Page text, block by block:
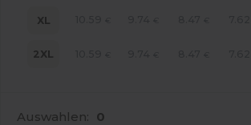
XL
2XL
Auswahlen: 0